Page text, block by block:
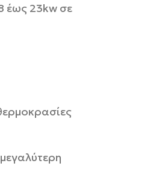
έως 23kw σε